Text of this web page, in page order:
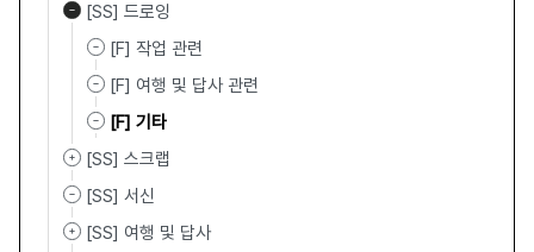
[SS] 드로잉
[F] 작업 관련
[F] 여행 및 답사 관련
[F] 기타
[SS] 스크랩
[SS] 서신
[SS] 여행 및 답사